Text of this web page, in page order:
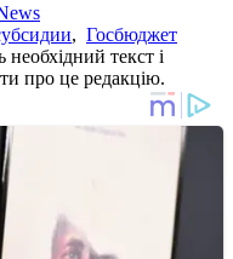
, Госбюджет
текст і
про це редакцію.